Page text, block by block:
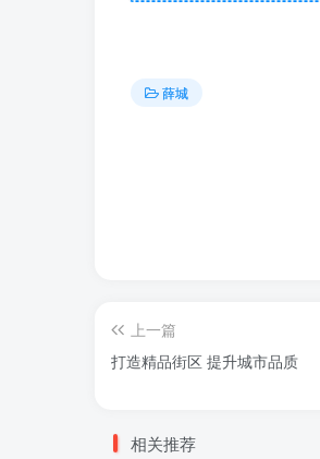
薛城
上一篇
打造精品街区 提升城市品质
相关推荐